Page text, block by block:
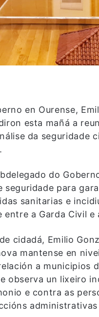
en Ourense,
esta mañá a
da seguridade
do
seguridade para
sanitarias e
a Garda Civil e
cidadá, Emilio
mantense en
a municipios
observa un lixeiro
e contra as